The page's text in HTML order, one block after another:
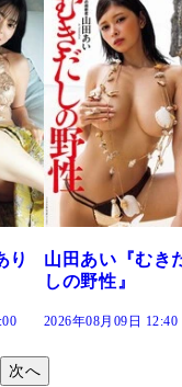
だ
麻倉瑞季『夏がそ
うさせた』
次へ